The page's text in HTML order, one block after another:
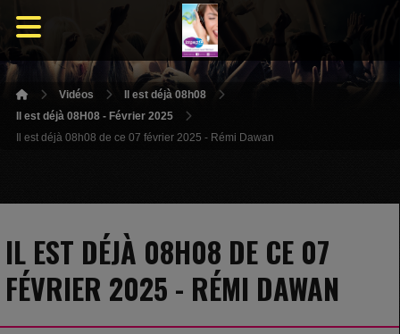
Vidéos
Il est déjà 08h08
Il est déjà 08H08 - Février 2025
Il est déjà 08h08 de ce 07 février 2025 - Rémi Dawan
IL EST DÉJÀ 08H08 DE CE 07
FÉVRIER 2025 - RÉMI DAWAN